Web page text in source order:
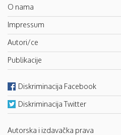
O nama
Impressum
Autori/ce
Publikacije
Diskriminacija Facebook
Diskriminacija Twitter
Autorska i izdavačka prava